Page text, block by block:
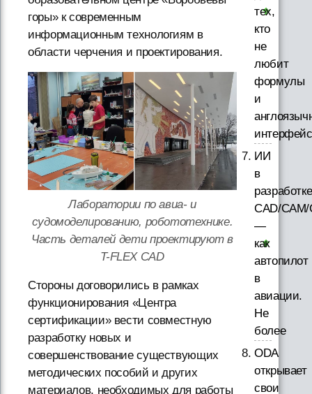
горы» к современным
информационным технологиям в
области черчения и проектирования.
Лаборатории по авиа- и
судомоделированию, робототехнике.
Часть деталей дети проектируют в
T-FLEX CAD
Стороны договорились в рамках
функционирования «Центра
сертификации» вести совместную
разработку новых и
совершенствование существующих
методических пособий и других
материалов, необходимых для работы
тех,
кто
не
любит
формулы
и
ИИ
в
разработке
CAD/
—
как
автопилот
в
авиации.
Не
более
ODA
открывает
свои